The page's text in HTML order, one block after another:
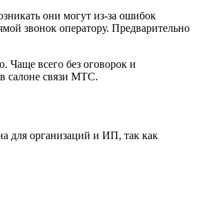
они могут из-за ошибок
звонок оператору. Предварительно
Чаще всего без оговорок и
салоне связи МТС.
для организаций и ИП, так как